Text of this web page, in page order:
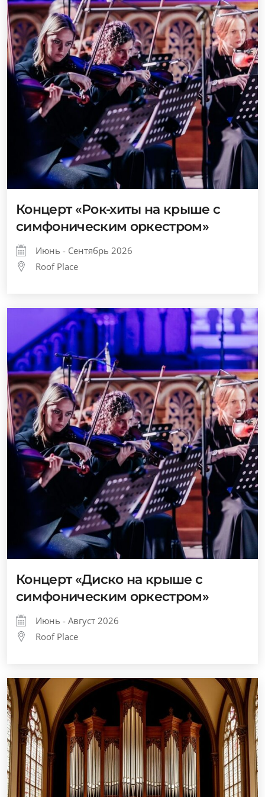
Концерт «Рок-хиты на крыше с
симфоническим оркестром»
Июнь - Сентябрь 2026
Roof Place
Концерт «Диско на крыше с
симфоническим оркестром»
Июнь - Август 2026
Roof Place